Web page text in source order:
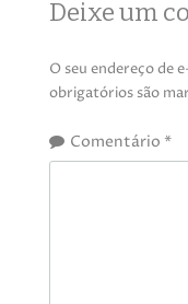
Deixe um
O seu endereço de
obrigatórios são
Comentário *